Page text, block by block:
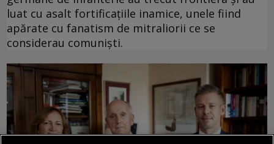
luat cu asalt fortificațiile inamice, unele fiind
apărate cu fanatism de mitraliorii ce se
considerau comuniști.